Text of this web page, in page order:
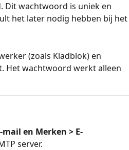
Dit wachtwoord is uniek en
het later nodig hebben bij het
(zoals Kladblok) en
Het wachtwoord werkt alleen
en Merken > E-
server.